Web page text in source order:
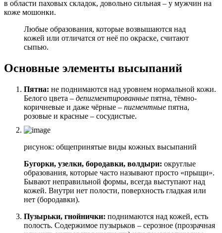
в области паховых складок, довольно сильная – у мужчин на
коже мошонки.
Любые образования, которые возвышаются над
кожей или отличатся от неё по окраске, считают
сыпью.
Основные элементы высыпаний
Пятна: не поднимаются над уровнем нормальной кожи.
Белого цвета – депигментированные пятна, тёмно-
коричневые и даже чёрные – пигментные пятна,
розовые и красные – сосудистые.
рисунок: общепринятые виды кожных высыпаний
Бугорки, узелки, бородавки, волдыри: округлые
образования, которые часто называют просто «прыщи».
Бывают неправильной формы, всегда выступают над
кожей. Внутри нет полости, поверхность гладкая или
нет (бородавки).
Пузырьки, гнойнички: поднимаются над кожей, есть
полость. Содержимое пузырьков – серозное (прозрачная